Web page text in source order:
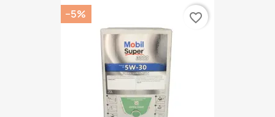
−5% favorite_border